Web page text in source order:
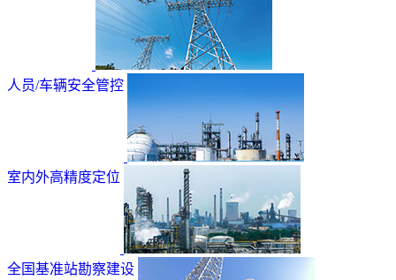
人员/车辆安全管控
室内外高精度定位
全国基准站勘察建设